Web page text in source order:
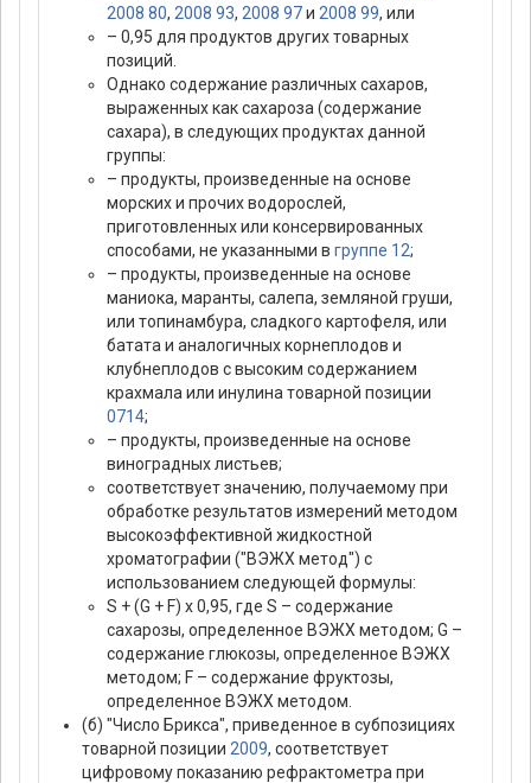
2008 80, 2008 93, 2008 97и 2008 99, или
– 0,95 для продуктов других товарных
позиций.
Однако содержание различных сахаров,
выраженных как сахароза (содержание
сахара), в следующих продуктах данной
группы:
– продукты, произведенные на основе
морских и прочих водорослей,
приготовленных или консервированных
способами, не указанными в группе 12;
– продукты, произведенные на основе
маниока, маранты, салепа, земляной груши,
или топинамбура, сладкого картофеля, или
батата и аналогичных корнеплодов и
клубнеплодов с высоким содержанием
крахмала или инулина товарной позиции
0714;
– продукты, произведенные на основе
виноградных листьев;
соответствует значению, получаемому при
обработке результатов измерений методом
высокоэффективной жидкостной
хроматографии ("ВЭЖХ метод") с
использованием следующей формулы:
S + (G + F) x 0,95, где S – содержание
сахарозы, определенное ВЭЖХ методом; G –
содержание глюкозы, определенное ВЭЖХ
методом; F – содержание фруктозы,
определенное ВЭЖХ методом.
(б) "Число Брикса", приведенное в субпозициях
товарной позиции 2009, соответствует
цифровому показанию рефрактометра при